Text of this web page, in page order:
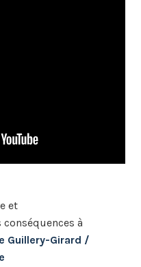
et
à
Guillery-Girard /